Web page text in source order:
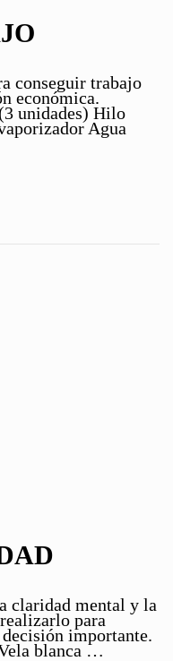
conseguir trabajo
económica.
unidades) Hilo
Agua
claridad mental y la
para
importante.
blanca …